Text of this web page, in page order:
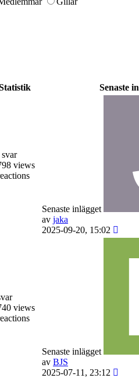
Senaste
views
Senaste inlägget
av jaka
2025-09-20, 15:02
views
Senaste inlägget
av BJS
2025-07-11, 23:12